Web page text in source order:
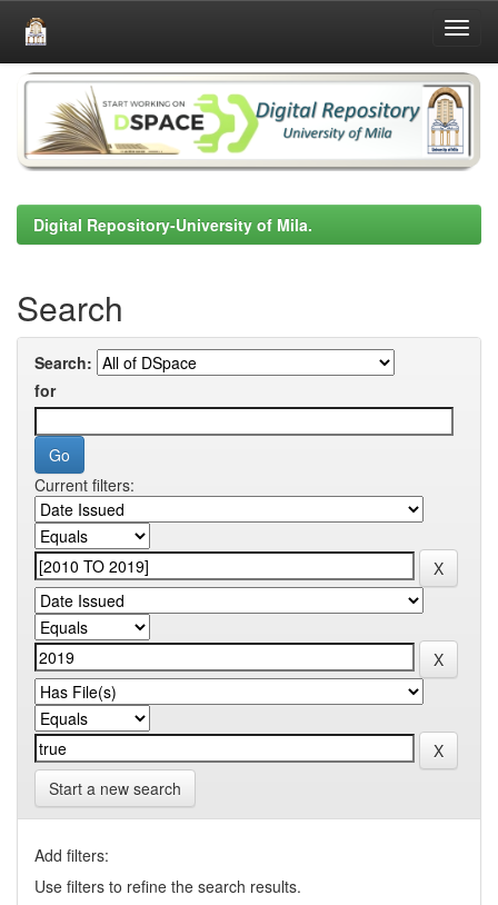
Skip
navigation
Digital Repository-University of Mila.
Search
Search:
for
Current filters:
Start a new search
Add filters:
Use filters to refine the search results.